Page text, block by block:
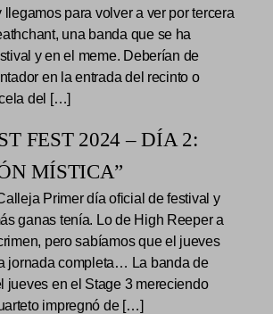
llegamos para volver a ver por tercera
una banda que se ha
y en el meme. Deberían de
en la entrada del recinto o
del […]
FEST 2024 – DÍA 2:
MÍSTICA”
Primer día oficial de festival y
ganas tenía. Lo de High Reeper a
pero sabíamos que el jueves
jornada completa… La banda de
jueves en el Stage 3 mereciendo
impregnó de […]